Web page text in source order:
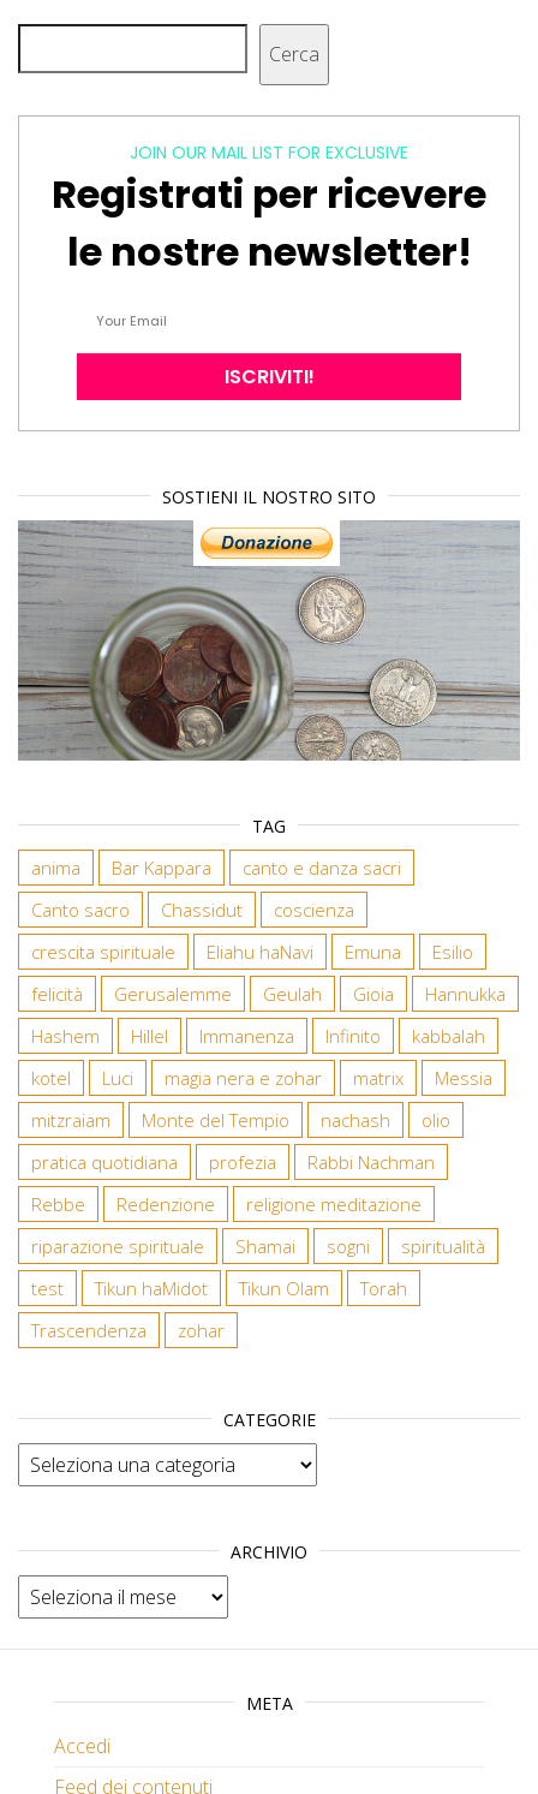
Cerca
JOIN OUR MAIL LIST FOR EXCLUSIVE
Registrati per ricevere
le nostre newsletter!
SOSTIENI IL NOSTRO SITO
TAG
anima Bar Kappara
canto e danza sacri
Canto sacro
Chassidut
coscienza
crescita spirituale
Eliahu haNavi Emuna
Esilio
felicità
Gerusalemme Geulah Gioia
Hannukka
Hashem
Hillel Immanenza Infinito
kabbalah
kotel
Luci magia nera e zohar matrix
Messia
mitzraiam
Monte del Tempio nachash
olio
pratica quotidiana
profezia
Rabbi Nachman
Rebbe
Redenzione
religione meditazione
riparazione spirituale
Shamai sogni
spiritualità
test
Tikun haMidot Tikun Olam
Torah
Trascendenza
zohar
CATEGORIE
Categorie
ARCHIVIO
Archivio
META
Accedi
Feed dei contenuti